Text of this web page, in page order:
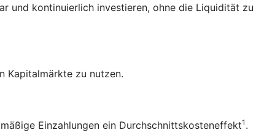
und kontinuierlich investieren, ohne die Liquidität zu
Kapitalmärkte zu nutzen.
Einzahlungen ein Durchschnittskosteneffekt1 .